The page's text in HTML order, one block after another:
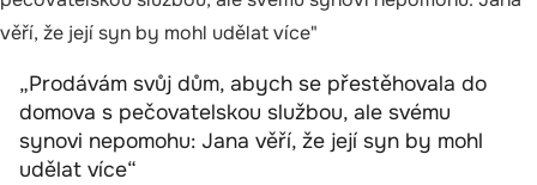
„Prodávám svůj dům, abych se přestěhovala do
domova s pečovatelskou službou, ale svému
synovi nepomohu: Jana věří, že její syn by mohl
udělat více“